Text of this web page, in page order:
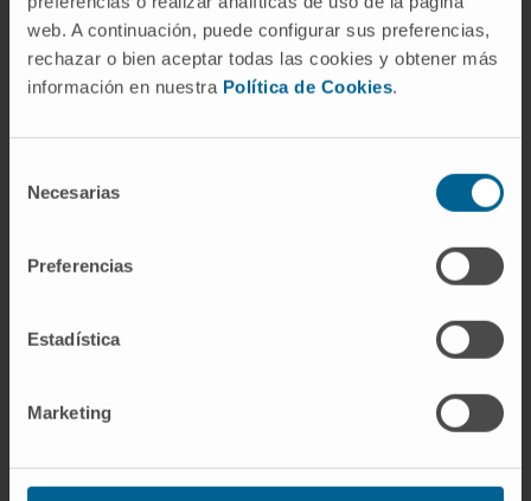
web. A continuación, puede configurar sus preferencias,
rechazar o bien aceptar todas las cookies y obtener más
información en nuestra Política de Cookies.
Necesarias
Preferencias
Estadística
Marketing
Département d’endocrinologie et nutrition de
la Faculté de médecine.
Participation active à d’autres missions
sessions du Master de bioéthique et à des
En recherche
majorité ont été publiés ces dernières années
recherche métabolique.
internationales de prestige, 40 d’entre elles se